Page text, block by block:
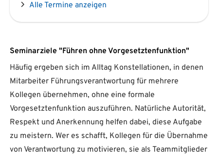
Alle Termine anzeigen
Seminarziele "Führen ohne Vorgesetztenfunktion"
Häufig ergeben sich im Alltag Konstellationen, in denen
Mitarbeiter Führungsverantwortung für mehrere
Kollegen übernehmen, ohne eine formale
Vorgesetztenfunktion auszuführen. Natürliche Autorität,
Respekt und Anerkennung helfen dabei, diese Aufgabe
zu meistern. Wer es schafft, Kollegen für die Übernahme
von Verantwortung zu motivieren, sie als Teammitglieder